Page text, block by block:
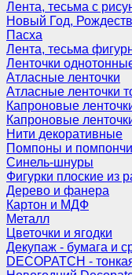
Лента, тесьма с
Новый Год,
Пасха
Лента, тесьма
Ленточки
Атласные ленточки
Атласные ленточки
Капроновые
Капроновые
Нити декоративные
Помпоны и
Синель-шнуры
Фигурки плоские из
Дерево и фанера
Картон и МДФ
Металл
Цветочки и ягодки
Декупаж - бумага и
DECOPATCH -